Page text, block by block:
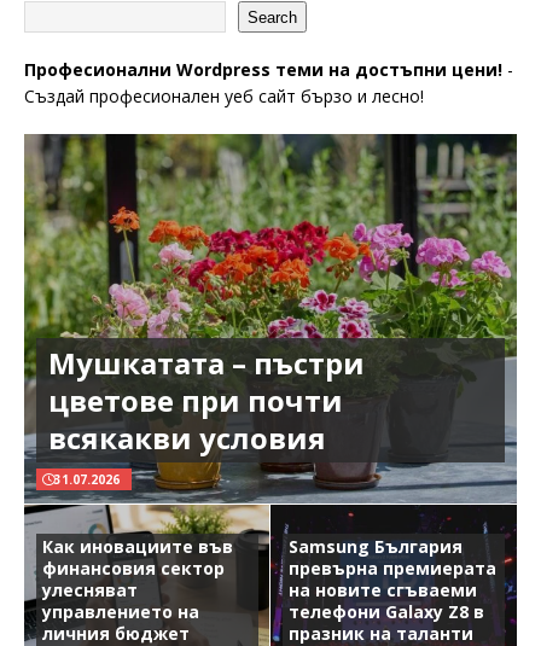
Search
Професионални Wordpress теми на достъпни цени! -
Създай професионален уеб сайт бързо и лесно!
Мушкатата – пъстри
цветове при почти
всякакви условия
31.07.2026
Как иновациите във
финансовия сектор
улесняват
управлението на
личния бюджет
Samsung България
превърна премиерата
на новите сгъваеми
телефони Galaxy Z8 в
празник на таланти